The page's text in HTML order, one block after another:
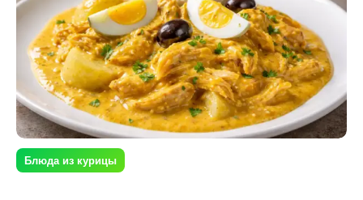
Блюда из курицы